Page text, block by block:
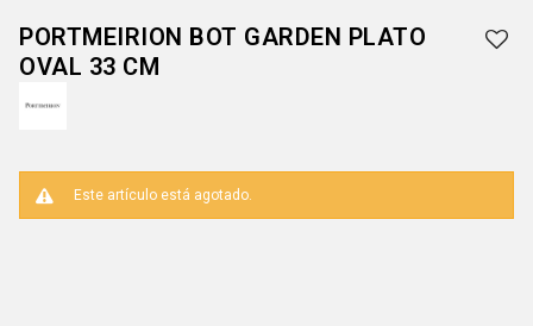
PORTMEIRION BOT GARDEN PLATO
OVAL 33 CM
Este artículo está agotado.